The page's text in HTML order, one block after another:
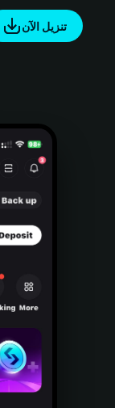
تنزيل الآن